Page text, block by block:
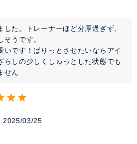
た。トレーナーほど分厚過ぎず、
うです。
いです！ぱりっとさせたいならアイ
らしの少しくしゅっとした状態でも
せん
2025/03/25